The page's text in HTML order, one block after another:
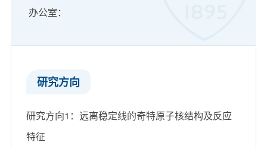
办公室：
​研究方向
研究方向1：远离稳定线的奇特原子核结构及反应
特征